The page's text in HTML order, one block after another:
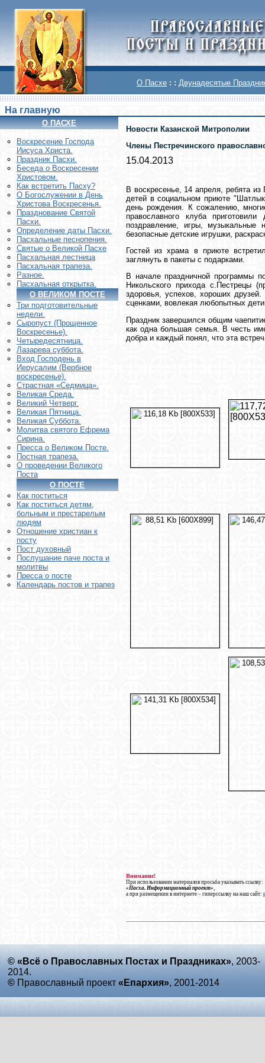
О Пасхе : : Двунадесятые
На главную
О ПАСХЕ
Воскреcение Господа
Иисуса Христа.
Праздник Пасхи.
Беседа о Воскресении
Христовом.
Как встретить Пасху?
О Богослужении в День
Христова Воскресенья.
Празднование Святой
Пасхи.
Определение даты Пасхи.
Пасхальные песнопения.
Святые о Великой Пасхе
Пасхальная лестница
Пасхальная трапеза.
Разное.
Пасхальная открытка.
О ВЕЛИКОМ ПОСТЕ
Три подготовительные
недели.
Сыропуст (Прощенное
Воскресенье).
Четыредесятница.
Лазарева суббота.
Вход Господень в
Иерусалим (Вербное
воскресенье).
Страстная «Седмица».
Великая Среда.
Великий Четверг.
Великая Пятница.
Великая Суббота.
Молитва святого Ефрема
Сирина.
Пресса о Великом Посте.
Постная трапеза.
О проведении Великого
Поста
О ПОСТЕ
Как поститься
Как поститься детям,
больным и престарелым
людям
Отношение христиан к
посту
Пост духовный
Послушание паче поста и
молитвы
Пресса о посте
Календарь постов и трапез
Новости Казанской Митрополии
Члены Пестречинского
15.04.2013
В воскресенье, 14 апреля, ребята
детей в социальном приюте
день рождения. К сожалению,
православного клуба
поздравление, игры,
безопасные детские игрушки,
Гостей из храма в приюте
заглянуть в пакеты с подарками.
В начале праздничной программы
Никольского прихода с.Пестрецы
здоровья, успехов, хороших
сценками, вовлекая любопытных
Праздник завершился общим
как одна большая семья. В честь
добра и каждый понял, что эта
Внимание!
При использовании материалов просьба указывать ссылку:
«Пасха. Информационный проект»
а при размещении в интернете – гиперссылку на наш сайт:
© «Всё о Православных Постах и Праздниках», 2003-
2014.
© Православный проект «Епархия», 2001-2014